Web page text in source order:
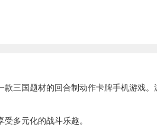
三国题材的回合制动作卡牌手机游戏。
多元化的战斗乐趣。